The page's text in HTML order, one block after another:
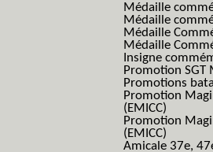
Médaille
Médaille
Médaille
Médaille
Insigne
Promotion SGT
Promotions
Promotion
(EMICC)
Promotion
(EMICC)
Amicale 37e,